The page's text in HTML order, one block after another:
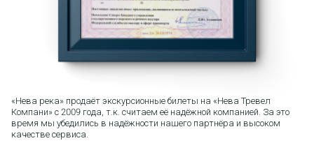
«Нева река» продаёт экскурсионные билеты на «Нева Тревел
Компани» с 2009 года, т.к. считаем её надёжной компанией. За это
время мы убедились в надёжности нашего партнёра и высоком
качестве сервиса.